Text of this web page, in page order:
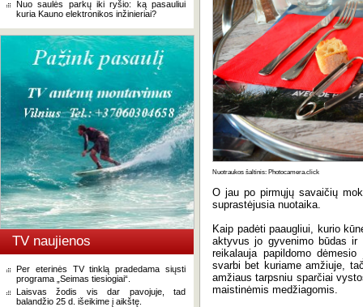
Nuo saulės parkų iki ryšio: ką pasauliui
kuria Kauno elektronikos inžinieriai?
TV naujienos
Per eterinės TV tinklą pradedama siųsti
programa „Seimas tiesiogiai“.
Laisvas žodis vis dar pavojuje, tad
balandžio 25 d. išeikime į aikštę.
Nuotraukos šaltinis: Photocamera.click
O jau po pirmųjų savaičių
suprastėjusia nuotaika.
Kaip padėti paaugliui, kurio
aktyvus jo gyvenimo būdas
reikalauja papildomo
svarbi bet kuriame amžiuje,
amžiaus tarpsniu sparčiai
maistinėmis medžiagomis.